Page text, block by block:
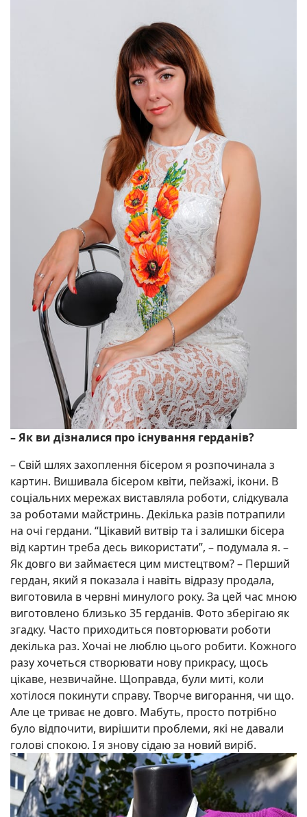
– Як ви дізналися про існування герданів?
– Свій шлях захоплення бісером я розпочинала з
картин. Вишивала бісером квіти, пейзажі, ікони. В
соціальних мережах виставляла роботи, слідкувала
за роботами майстринь. Декілька разів потрапили
на очі гердани. “Цікавий витвір та і залишки бісера
від картин треба десь використати”, – подумала я. –
Як довго ви займаєтеся цим мистецтвом? – Перший
гердан, який я показала і навіть відразу продала,
виготовила в червні минулого року. За цей час мною
виготовлено близько 35 герданів. Фото зберігаю як
згадку. Часто приходиться повторювати роботи
декілька раз. Хочаі не люблю цього робити. Кожного
разу хочеться створювати нову прикрасу, щось
цікаве, незвичайне. Щоправда, були миті, коли
хотілося покинути справу. Творче вигорання, чи що.
Але це триває не довго. Мабуть, просто потрібно
було відпочити, вирішити проблеми, які не давали
голові спокою. І я знову сідаю за новий виріб.